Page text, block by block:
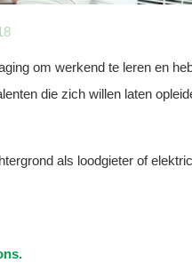
om werkend te leren en
die zich willen laten
als loodgieter of